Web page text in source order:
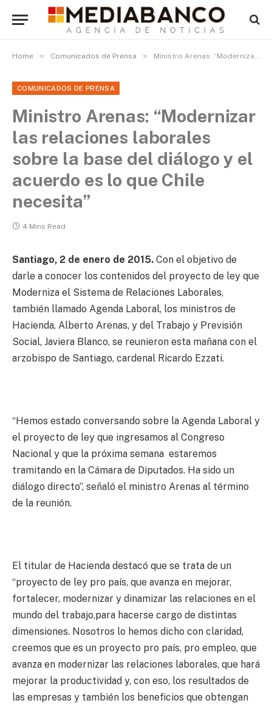
Home » Comunicados de Prensa » Ministro Arenas: “Modernizar las relaciones laborales sobre la base del diálogo y el acuerdo es lo que Chile necesita”
COMUNICADOS DE PRENSA
Ministro Arenas: “Modernizar
las relaciones laborales
sobre la base del diálogo y el
acuerdo es lo que Chile
necesita”
4 Mins Read
Santiago, 2 de enero de 2015. Con el objetivo de
darle a conocer los contenidos del proyecto de ley que
Moderniza el Sistema de Relaciones Laborales,
también llamado Agenda Laboral, los ministros de
Hacienda, Alberto Arenas, y del Trabajo y Previsión
Social, Javiera Blanco, se reunieron esta mañana con el
arzobispo de Santiago, cardenal Ricardo Ezzati.
“Hemos estado conversando sobre la Agenda Laboral y
el proyecto de ley que ingresamos al Congreso
Nacional y que la próxima semana estaremos
tramitando en la Cámara de Diputados. Ha sido un
diálogo directo”, señaló el ministro Arenas al término
de la reunión.
El titular de Hacienda destacó que se trata de un
“proyecto de ley pro país, que avanza en mejorar,
fortalecer, modernizar y dinamizar las relaciones en el
mundo del trabajo,para hacerse cargo de distintas
dimensiones. Nosotros lo hemos dicho con claridad,
creemos que es un proyecto pro país, pro empleo, que
avanza en modernizar las relaciones laborales, que hará
mejorar la productividad y, con eso, los resultados de
las empresas y también los beneficios que obtengan